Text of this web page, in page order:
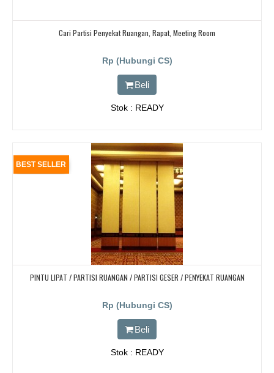
Cari Partisi Penyekat Ruangan, Rapat, Meeting Room
Rp (Hubungi CS)
Beli
Stok : READY
BEST SELLER
PINTU LIPAT / PARTISI RUANGAN / PARTISI GESER / PENYEKAT RUANGAN
Rp (Hubungi CS)
Beli
Stok : READY